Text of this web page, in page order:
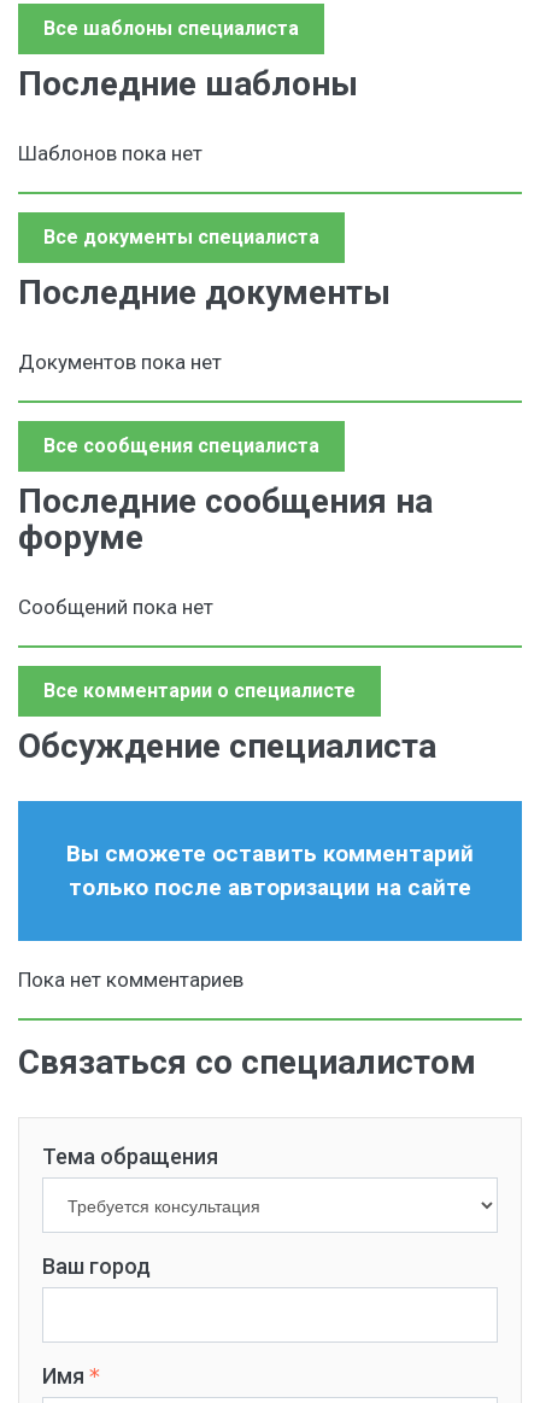
Все шаблоны специалиста
Последние шаблоны
Шаблонов пока нет
Все документы специалиста
Последние документы
Документов пока нет
Все сообщения специалиста
Последние сообщения на
форуме
Сообщений пока нет
Все комментарии о специалисте
Обсуждение специалиста
Вы сможете оставить комментарий
только после авторизации на сайте
Пока нет комментариев
Связаться со специалистом
Тема обращения
Ваш город
Имя